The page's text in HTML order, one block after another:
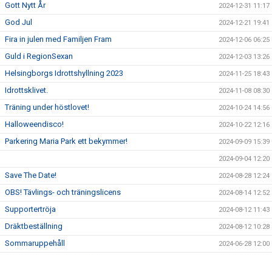
Gott Nytt År 2024-12-31 11:17
God Jul 2024-12-21 19:41
Fira in julen med Familjen Fram 2024-12-06 06:25
Guld i RegionSexan 2024-12-03 13:26
Helsingborgs Idrottshyllning 2023 2024-11-25 18:43
Idrottsklivet. 2024-11-08 08:30
Träning under höstlovet! 2024-10-24 14:56
Halloweendisco! 2024-10-22 12:16
Parkering Maria Park ett bekymmer! 2024-09-09 15:39
2024-09-04 12:20
Save The Date! 2024-08-28 12:24
OBS! Tävlings- och träningslicens 2024-08-14 12:52
Supportertröja 2024-08-12 11:43
Dräktbeställning 2024-08-12 10:28
Sommaruppehåll 2024-06-28 12:00